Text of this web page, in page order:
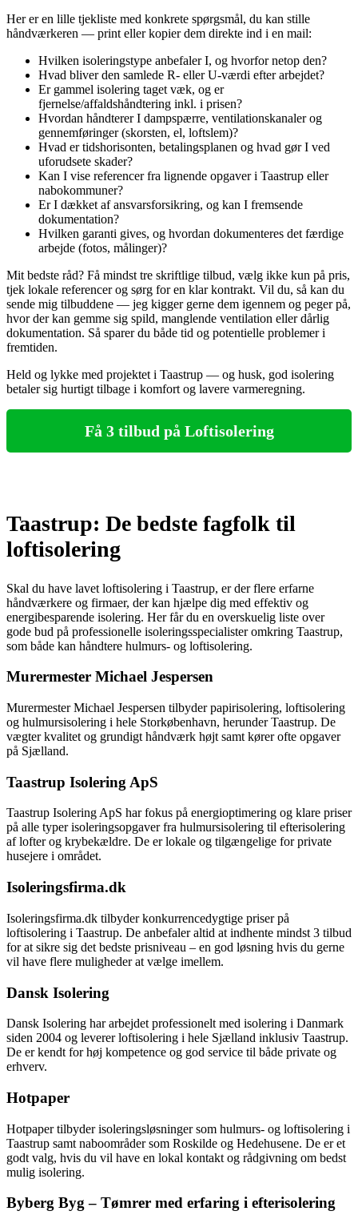
Her er en lille tjekliste med konkrete spørgsmål, du kan stille
håndværkeren — print eller kopier dem direkte ind i en mail:
Hvilken isoleringstype anbefaler I, og hvorfor netop den?
Hvad bliver den samlede R‑ eller U‑værdi efter arbejdet?
Er gammel isolering taget væk, og er
fjernelse/affaldshåndtering inkl. i prisen?
Hvordan håndterer I dampspærre, ventilationskanaler og
gennemføringer (skorsten, el, loftslem)?
Hvad er tidshorisonten, betalingsplanen og hvad gør I ved
uforudsete skader?
Kan I vise referencer fra lignende opgaver i Taastrup eller
nabokommuner?
Er I dækket af ansvarsforsikring, og kan I fremsende
dokumentation?
Hvilken garanti gives, og hvordan dokumenteres det færdige
arbejde (fotos, målinger)?
Mit bedste råd? Få mindst tre skriftlige tilbud, vælg ikke kun på pris,
tjek lokale referencer og sørg for en klar kontrakt. Vil du, så kan du
sende mig tilbuddene — jeg kigger gerne dem igennem og peger på,
hvor der kan gemme sig spild, manglende ventilation eller dårlig
dokumentation. Så sparer du både tid og potentielle problemer i
fremtiden.
Held og lykke med projektet i Taastrup — og husk, god isolering
betaler sig hurtigt tilbage i komfort og lavere varmeregning.
Få 3 tilbud på Loftisolering
Taastrup: De bedste fagfolk til
loftisolering
Skal du have lavet loftisolering i Taastrup, er der flere erfarne
håndværkere og firmaer, der kan hjælpe dig med effektiv og
energibesparende isolering. Her får du en overskuelig liste over
gode bud på professionelle isoleringsspecialister omkring Taastrup,
som både kan håndtere hulmurs- og loftisolering.
Murermester Michael Jespersen
Murermester Michael Jespersen tilbyder papirisolering, loftisolering
og hulmursisolering i hele Storkøbenhavn, herunder Taastrup. De
vægter kvalitet og grundigt håndværk højt samt kører ofte opgaver
på Sjælland.
Taastrup Isolering ApS
Taastrup Isolering ApS har fokus på energioptimering og klare priser
på alle typer isoleringsopgaver fra hulmursisolering til efterisolering
af lofter og krybekældre. De er lokale og tilgængelige for private
husejere i området.
Isoleringsfirma.dk
Isoleringsfirma.dk tilbyder konkurrencedygtige priser på
loftisolering i Taastrup. De anbefaler altid at indhente mindst 3 tilbud
for at sikre sig det bedste prisniveau – en god løsning hvis du gerne
vil have flere muligheder at vælge imellem.
Dansk Isolering
Dansk Isolering har arbejdet professionelt med isolering i Danmark
siden 2004 og leverer loftisolering i hele Sjælland inklusiv Taastrup.
De er kendt for høj kompetence og god service til både private og
erhverv.
Hotpaper
Hotpaper tilbyder isoleringsløsninger som hulmurs- og loftisolering i
Taastrup samt naboområder som Roskilde og Hedehusene. De er et
godt valg, hvis du vil have en lokal kontakt og rådgivning om bedst
mulig isolering.
Byberg Byg – Tømrer med erfaring i efterisolering